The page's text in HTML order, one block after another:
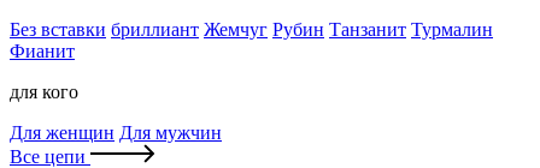
Без вставки бриллиант Жемчуг Рубин Танзанит Турмалин
Фианит
для кого
Для женщин Для мужчин
Все цепи